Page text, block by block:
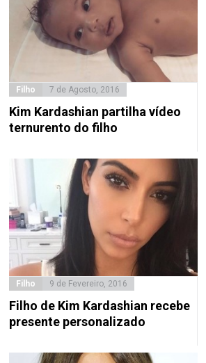
Filho 7 de Agosto, 2016
Kim Kardashian partilha vídeo
ternurento do filho
Filho 9 de Fevereiro, 2016
Filho de Kim Kardashian recebe
presente personalizado